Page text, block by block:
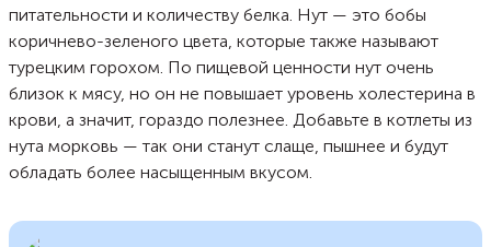
питательности и количеству белка. Нут — это бобы
коричнево-зеленого цвета, которые также называют
турецким горохом. По пищевой ценности нут очень
близок к мясу, но он не повышает уровень холестерина в
крови, а значит, гораздо полезнее. Добавьте в котлеты из
нута морковь — так они станут слаще, пышнее и будут
обладать более насыщенным вкусом.